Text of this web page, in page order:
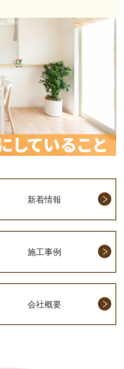
新着情報
施工事例
会社概要